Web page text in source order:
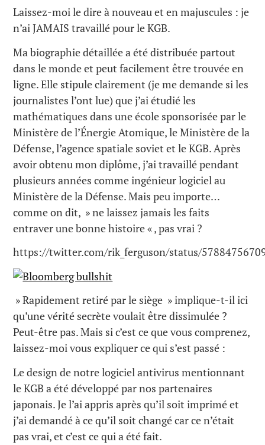
Laissez-moi le dire à nouveau et en majuscules : je
n’ai JAMAIS travaillé pour le KGB.
Ma biographie détaillée a été distribuée partout
dans le monde et peut facilement être trouvée en
ligne. Elle stipule clairement (je me demande si les
journalistes l’ont lue) que j’ai étudié les
mathématiques dans une école sponsorisée par le
Ministère de l’Énergie Atomique, le Ministère de la
Défense, l’agence spatiale soviet et le KGB. Après
avoir obtenu mon diplôme, j’ai travaillé pendant
plusieurs années comme ingénieur logiciel au
Ministère de la Défense. Mais peu importe…
comme on dit, » ne laissez jamais les faits
entraver une bonne histoire « , pas vrai ?
https://twitter.com/rik_ferguson/status/
» Rapidement retiré par le siège » implique-t-il ici
qu’une vérité secrète voulait être dissimulée ?
Peut-être pas. Mais si c’est ce que vous comprenez,
laissez-moi vous expliquer ce qui s’est passé :
Le design de notre logiciel antivirus mentionnant
le KGB a été développé par nos partenaires
japonais. Je l’ai appris après qu’il soit imprimé et
j’ai demandé à ce qu’il soit changé car ce n’était
pas vrai, et c’est ce qui a été fait.